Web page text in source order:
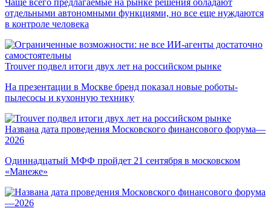
Чаще всего предлагаемые на рынке решения обладают
отдельными автономными функциями, но все еще нуждаются
в контроле человека
Trouver подвел итоги двух лет на российском рынке
На презентации в Москве бренд показал новые роботы-
пылесосы и кухонную технику
Названа дата проведения Московского финансового форума—
2026
Одиннадцатый МФФ пройдет 21 сентября в московском
«Манеже»